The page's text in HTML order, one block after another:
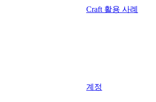
Craft 활용 사례
계정